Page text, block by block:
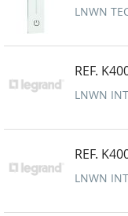
LNWN
REF.
LNWN
REF.
LNWN